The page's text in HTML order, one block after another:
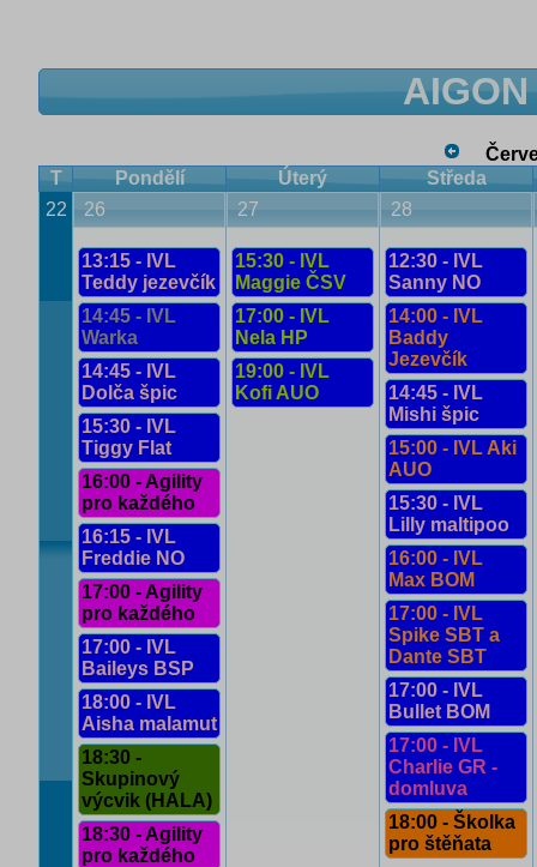
T
Pondělí Úterý
Středa
22
26
13:15 - IVL
Teddy jezevčík
14:45 - IVL
Warka
14:45 - IVL
Dolča špic
15:30 - IVL
Tiggy Flat
16:00 - Agility
pro každého
16:15 - IVL
Freddie NO
17:00 - Agility
pro každého
17:00 - IVL
Baileys BSP
18:00 - IVL
Aisha malamut
18:30 -
Skupinový
výcvik (HALA)
18:30 - Agility
pro každého
27
15:30 - IVL
Maggie ČSV
17:00 - IVL
Nela HP
19:00 - IVL
Kofi AUO
28
12:30 - IVL
Sanny NO
14:00 - IVL
Baddy
Jezevčík
14:45 - IVL
Mishi špic
15:00 - IVL Aki
AUO
15:30 - IVL
Lilly maltipoo
16:00 - IVL
Max BOM
17:00 - IVL
Spike SBT a
Dante SBT
17:00 - IVL
Bullet BOM
17:00 - IVL
Charlie GR -
domluva
18:00 - Školka
pro štěňata